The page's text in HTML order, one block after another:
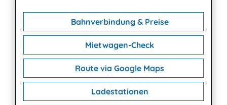
Bahnverbindung & Preise
Mietwagen-Check
Route via Google Maps
Ladestationen